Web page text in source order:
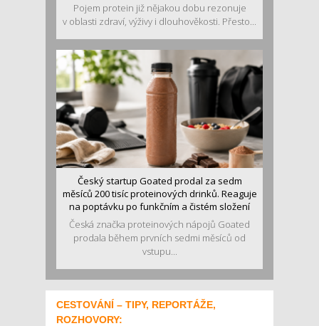
Pojem protein již nějakou dobu rezonuje
v oblasti zdraví, výživy i dlouhověkosti. Přesto...
Český startup Goated prodal za sedm
měsíců 200 tisíc proteinových drinků. Reaguje
na poptávku po funkčním a čistém složení
Česká značka proteinových nápojů Goated
prodala během prvních sedmi měsíců od
vstupu...
CESTOVÁNÍ – TIPY, REPORTÁŽE,
ROZHOVORY: